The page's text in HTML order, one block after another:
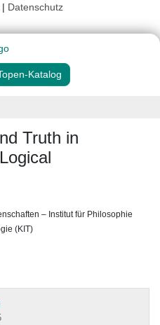
| Datenschutz
Katalog
Truth in
– Institut für Philosophie
(KIT)